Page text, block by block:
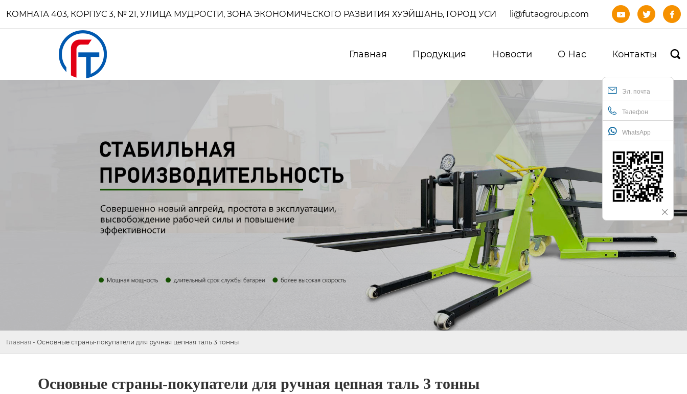
КОМНАТА 403, КОРПУС 3, № 21, УЛИЦА МУДРОСТИ, ЗОНА ЭКОНОМИЧЕСКОГО РАЗВИТИЯ ХУЭЙШАНЬ, ГОРОД УСИ li@futaogroup.com   
Главная Продукция Новости О Нас Контакты 
Эл. почта
Телефон
WhatsApp
Главная - Основные страны-покупатели для ручная цепная таль 3 тонны
Основные страны-покупатели для ручная цепная таль 3 тонны